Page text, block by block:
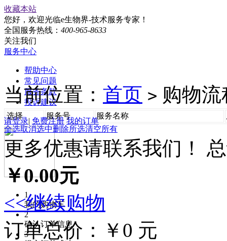
收藏本站
您好，欢迎光临e生物界-技术服务专家！
全国服务热线： 400-965-8633
关注我们
服务中心
帮助中心
常见问题
服务条款
投诉建议
请登录| 免费注册 我的订单
1
我的购物车
2
确认订单信息
3
当前位置： 首页 > 购物流
选择 服务号 服务名称
全选取消选中删除所选清空所有
更多优惠请联系我们！
￥0.00元
<<继续购物
订单总价：￥ 0 元